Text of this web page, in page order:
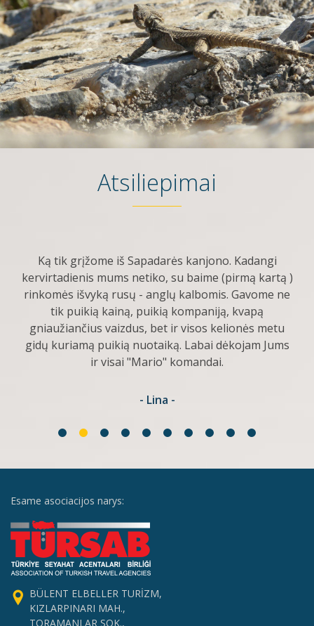
Atsiliepimai
Ką tik grįžome iš Sapadarės kanjono. Kadangi
kervirtadienis mums netiko, su baime (pirmą kartą )
rinkomės išvyką rusų - anglų kalbomis. Gavome ne
tik puikią kainą, puikią kompaniją, kvapą
gniaužiančius vaizdus, bet ir visos kelionės metu
gidų kuriamą puikią nuotaiką. Labai dėkojam Jums
ir visai "Mario" komandai.
- Lina -
Esame asociacijos narys:
BÜLENT ELBELLER TURİZM,
KIZLARPINARI MAH.,
TORAMANLAR SOK.,